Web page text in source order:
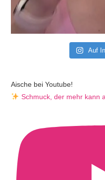
Auf
Aische bei Youtube!
Schmuck, der mehr kann